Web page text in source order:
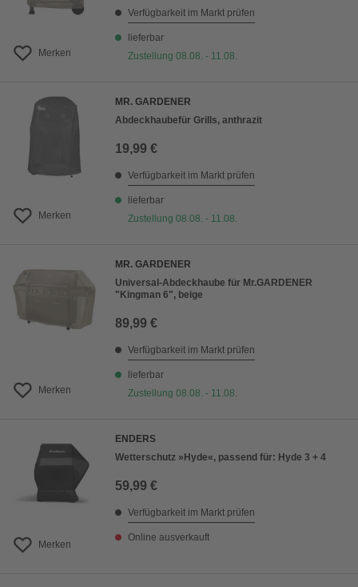
Merken
Verfügbarkeit im Markt prüfen
lieferbar
Zustellung 08.08. - 11.08.
Merken
MR. GARDENER
Abdeckhaubefür Grills, anthrazit
19,99 €
Verfügbarkeit im Markt prüfen
lieferbar
Zustellung 08.08. - 11.08.
Merken
MR. GARDENER
Universal-Abdeckhaube für Mr.GARDENER
"Kingman 6", beige
89,99 €
Verfügbarkeit im Markt prüfen
lieferbar
Zustellung 08.08. - 11.08.
Merken
ENDERS
Wetterschutz »Hyde«, passend für: Hyde 3 + 4
59,99 €
Verfügbarkeit im Markt prüfen
Online ausverkauft